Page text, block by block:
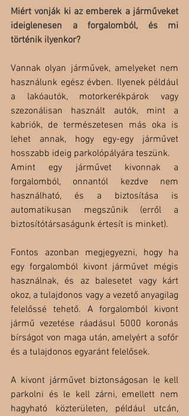
Miért vonják ki az emberek a járműveket
ideiglenesen a forgalomból, és mi
történik ilyenkor?
Vannak olyan járművek, amelyeket nem
használunk egész évben. Ilyenek például
a lakóautók, motorkerékpárok vagy
szezonálisan használt autók, mint a
kabriók, de természetesen más oka is
lehet annak, hogy egy-egy járművet
hosszabb ideig parkolópályára teszünk.
Amint egy járművet kivonnak a
forgalomból, onnantól kezdve nem
használható, és a biztosítása is
automatikusan megszűnik (erről a
biztosítótársaságunk értesít is minket).
Fontos azonban megjegyezni, hogy ha
egy forgalomból kivont járművet mégis
használnak, és az balesetet vagy kárt
okoz, a tulajdonos vagy a vezető anyagilag
felelőssé tehető. A forgalomból kivont
jármű vezetése ráadásul 5000 koronás
bírságot von maga után, amelyért a sofőr
és a tulajdonos egyaránt felelősek.
A kivont járművet biztonságosan le kell
parkolni és le kell zárni, emellett nem
hagyható közterületen, például utcán,